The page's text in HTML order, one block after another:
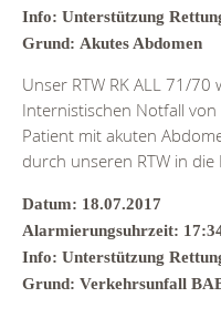
Info: Unterstützung
Grund: Akutes Abdomen
Unser RTW RK ALL 71/
Internistischen Notfall von
Patient mit akuten
durch unseren RTW in
Datum: 18.07.2017
Alarmierungsuhrzeit:
Info: Unterstützung
Grund: Verkehrsunfall